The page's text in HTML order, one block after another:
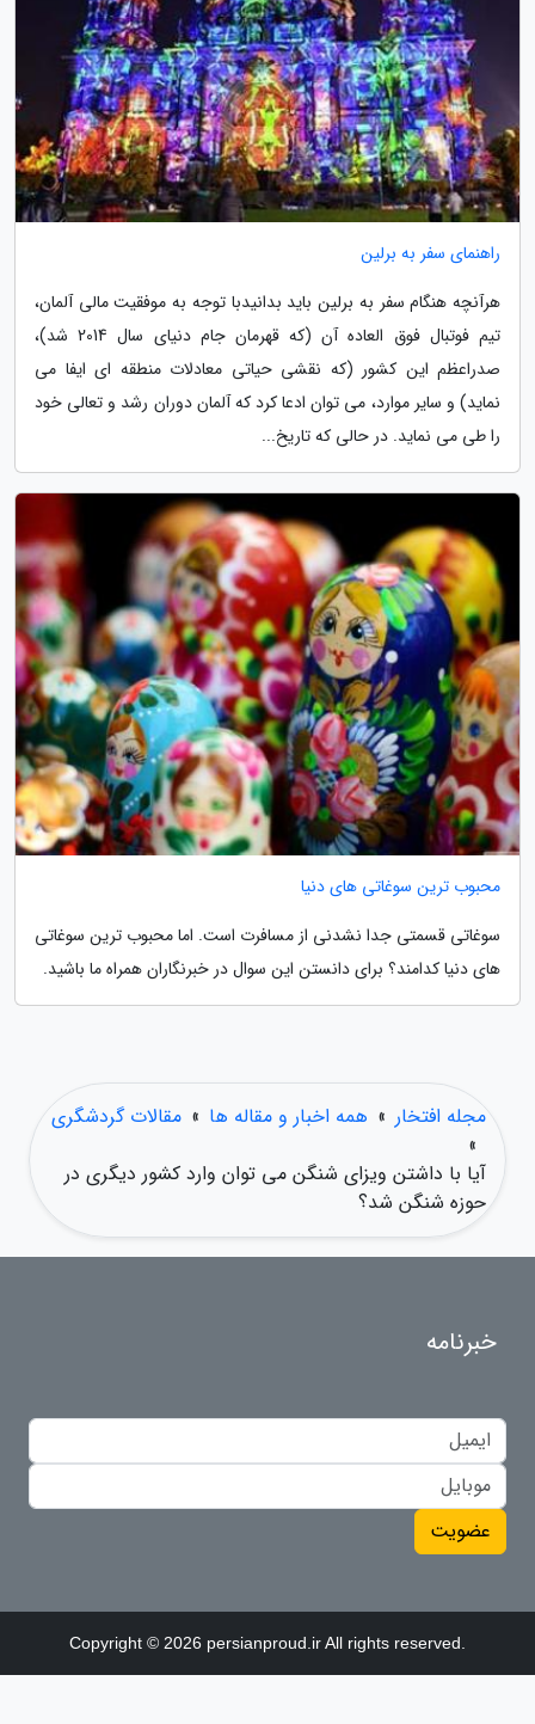
راهنمای سفر به برلین
هرآنچه هنگام سفر به برلین باید بدانیدبا توجه به موفقیت مالی آلمان،
تیم فوتبال فوق العاده آن (که قهرمان جام دنیای سال 2014 شد)،
صدراعظم این کشور (که نقشی حیاتی معادلات منطقه ای ایفا می
نماید) و سایر موارد، می توان ادعا کرد که آلمان دوران رشد و تعالی خود
را طی می نماید. در حالی که تاریخ...
محبوب ترین سوغاتی های دنیا
سوغاتی قسمتی جدا نشدنی از مسافرت است. اما محبوب ترین سوغاتی
های دنیا کدامند؟ برای دانستن این سوال در خبرنگاران همراه ما باشید.
مجله افتخار » همه اخبار و مقاله ها » مقالات گردشگری
»
آیا با داشتن ویزای شنگن می توان وارد کشور دیگری در
حوزه شنگن شد؟
خبرنامه
عضویت
Copyright © 2026 persianproud.ir All rights reserved.